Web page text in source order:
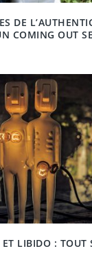
DE
COMING OUT
LIBIDO : TOUT